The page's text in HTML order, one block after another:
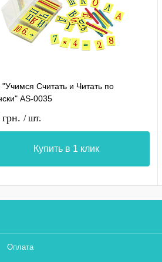
Считать и Читать по
AS-0035
/ шт.
Купить в 1 клик
Оплата